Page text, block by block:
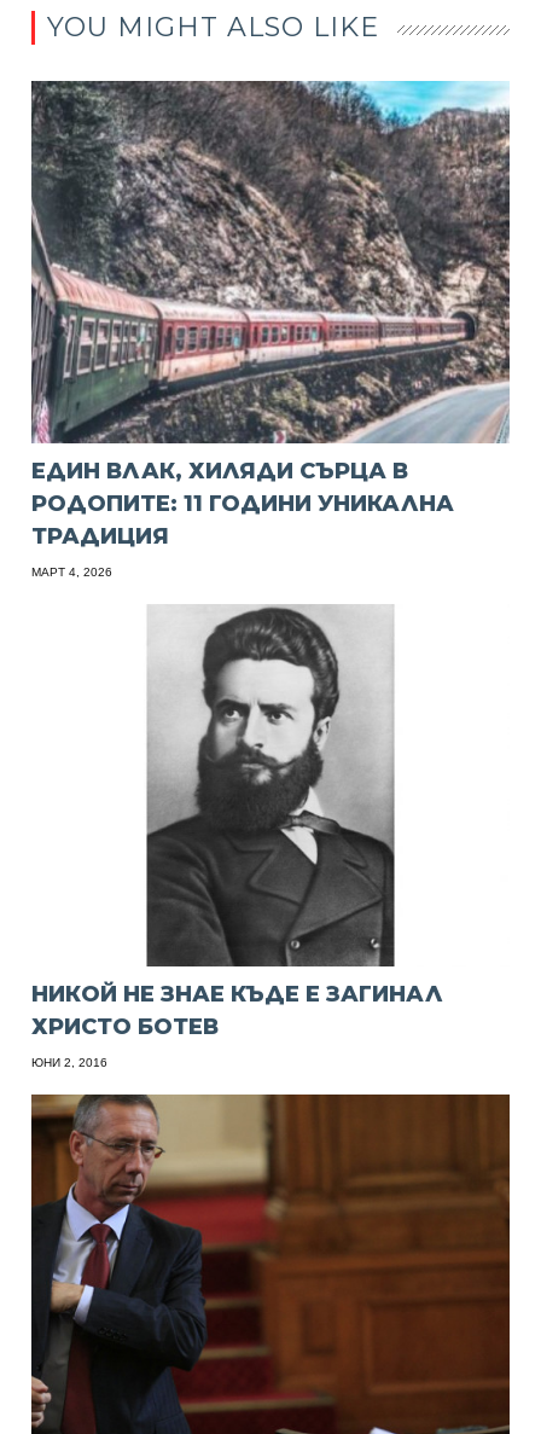
YOU MIGHT ALSO LIKE
ЕДИН ВЛАК, ХИЛЯДИ СЪРЦА В
РОДОПИТЕ: 11 ГОДИНИ УНИКАЛНА
ТРАДИЦИЯ
МАРТ 4, 2026
НИКОЙ НЕ ЗНАЕ КЪДЕ Е ЗАГИНАЛ
ХРИСТО БОТЕВ
ЮНИ 2, 2016